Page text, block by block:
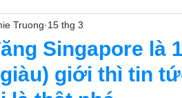
Trải nghiệm của người xem
Sách CL&NL Thành tựu
Singapore là
giới thì tin
Truong 15 thg 3